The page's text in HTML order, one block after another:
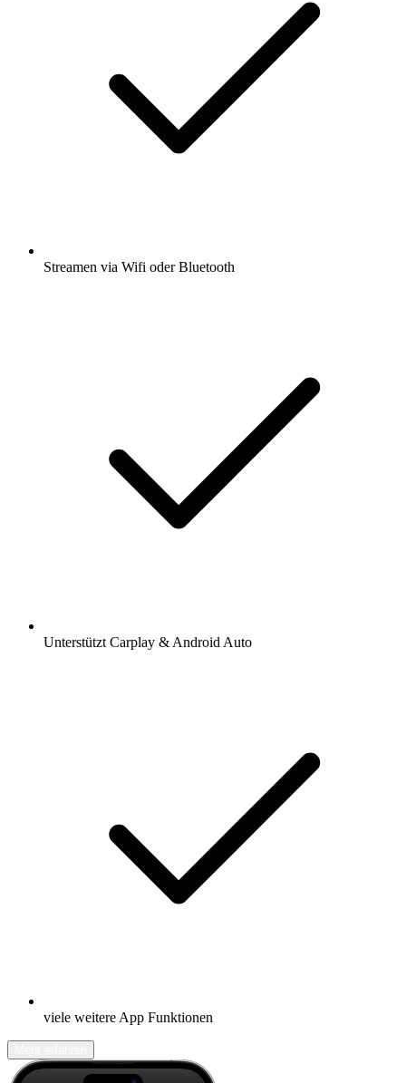
Streamen via Wifi oder Bluetooth
Unterstützt Carplay & Android Auto
viele weitere App Funktionen